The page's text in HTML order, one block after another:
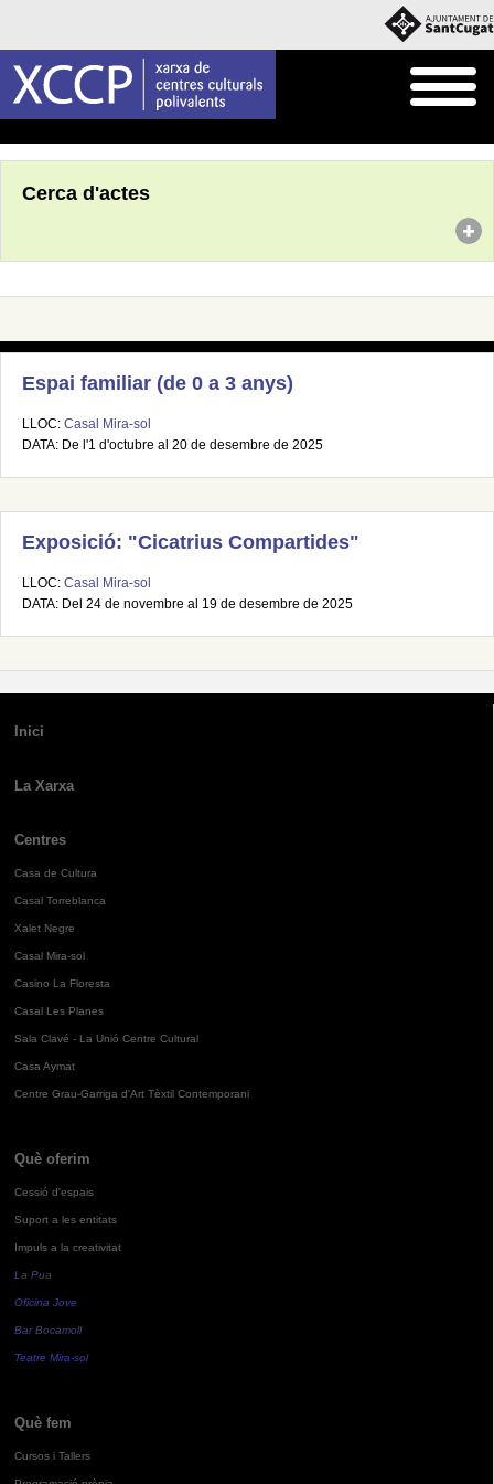
Cerca d'actes
Espai familiar (de 0 a 3 anys)
LLOC: Casal Mira-sol
DATA: De l'1 d'octubre al 20 de desembre de 2025
Exposició: "Cicatrius Compartides"
LLOC: Casal Mira-sol
DATA: Del 24 de novembre al 19 de desembre de 2025
Inici
La Xarxa
Centres
Casa de Cultura
Casal Torreblanca
Xalet Negre
Casal Mira-sol
Casino La Floresta
Casal Les Planes
Sala Clavé - La Unió Centre Cultural
Casa Aymat
Centre Grau-Garriga d'Art Tèxtil Contemporani
Què oferim
Cessió d'espais
Suport a les entitats
Impuls a la creativitat
La Pua
Oficina Jove
Bar Bocamoll
Teatre Mira-sol
Què fem
Cursos i Tallers